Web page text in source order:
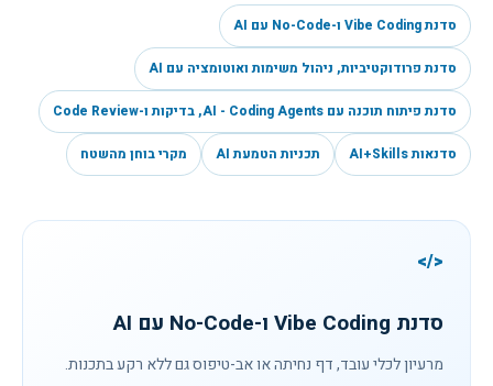
סדנת Vibe Coding ו-No-Code עם AI
סדנת פרודוקטיביות, ניהול משימות ואוטומציה עם AI
סדנת פיתוח תוכנה עם AI - Coding Agents, בדיקות ו-Code Review
סדנאות AI+Skills תכניות הטמעת AI מקרי בוחן מהשטח
</>
סדנת Vibe Coding ו-No-Code עם AI
מרעיון לכלי עובד, דף נחיתה או אב-טיפוס גם ללא רקע בתכנות.